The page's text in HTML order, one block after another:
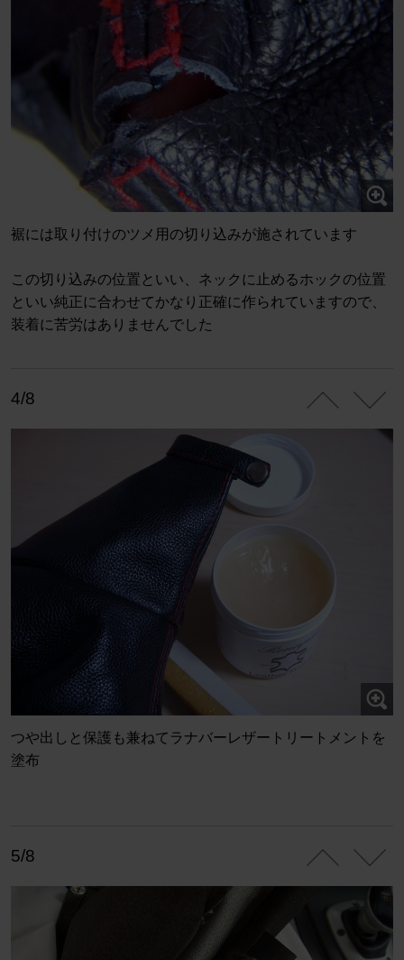
裾には取り付けのツメ用の切り込みが施されています
この切り込みの位置といい、ネックに止めるホックの位置
といい純正に合わせてかなり正確に作られていますので、
装着に苦労はありませんでした
4/8
つや出しと保護も兼ねてラナバーレザートリートメントを
塗布
5/8